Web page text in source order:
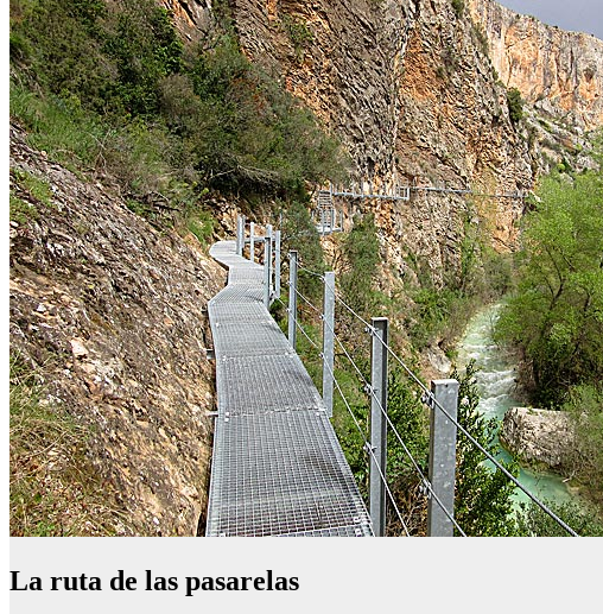
La ruta de las pasarelas